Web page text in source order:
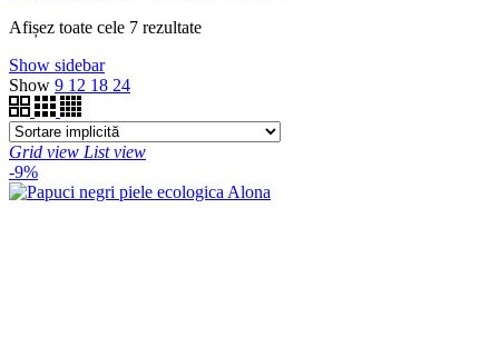
Afișez toate cele 7 rezultate
Show sidebar
Show 9 12 18 24
Grid view List view
-9%